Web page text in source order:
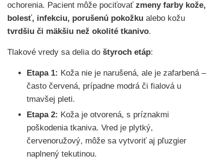
ochorenia. Pacient môže pociťovať zmeny farby kože,
bolesť, infekciu, porušenú pokožku alebo kožu
tvrdšiu či mäkšiu než okolité tkanivo.
Tlakové vredy sa delia do štyroch etáp:
Etapa 1: Koža nie je narušená, ale je zafarbená –
často červená, prípadne modrá či fialová u
tmavšej pleti.
Etapa 2: Koža je otvorená, s príznakmi
poškodenia tkaniva. Vred je plytký,
červenoružový, môže sa vytvoriť aj pľuzgier
naplnený tekutinou.